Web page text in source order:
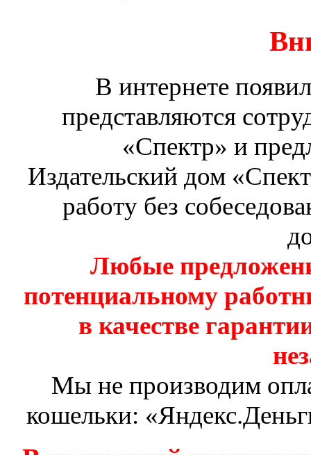
В интернете
представляются
«Спектр» и
Издательский дом
работу без
Любые
потенциальному
в качестве
Мы не производим
кошельки: